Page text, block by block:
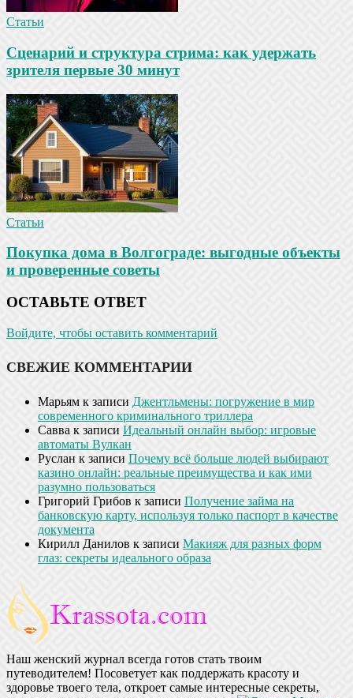
Статьи
Сценарий и структура стрима: как удержать
зрителя первые 30 минут
Статьи
Покупка дома в Волгограде: выгодные объекты
и проверенные советы
ОСТАВЬТЕ ОТВЕТ
Войдите, чтобы оставить комментарий
СВЕЖИЕ КОММЕНТАРИИ
Марьям к записи Джентльмены: погружение в мир
современного криминального триллера
Савва к записи Идеальный онлайн выбор: игровые
автоматы Вулкан
Руслан к записи Почему всё больше людей выбирают
казино онлайн: реальные преимущества и как ими
разумно пользоваться
Григорий Грибов к записи Получение займа на
банковскую карту, используя только паспорт в качестве
документа
Кирилл Данилов к записи Макияж для разных форм
глаз: секреты идеального образа
Наш женский журнал всегда готов стать твоим
путеводителем! Посоветует как поддержать красоту и
здоровье твоего тела, откроет самые интересные секреты,